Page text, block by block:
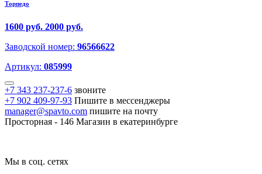
Торпедо
1600 руб. 2000 руб.
Заводской номер: 96566622
Артикул: 085999
+7 343 237-237-6 звоните
+7 902 409-97-93 Пишите в мессенджеры
manager@spavto.com пишите на почту
Просторная - 146 Магазин в екатеринбурге
Мы в соц. сетях